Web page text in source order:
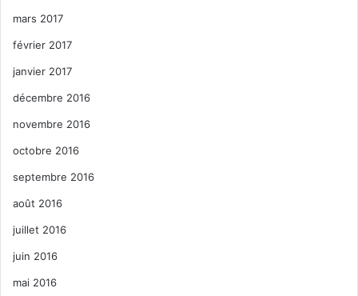
mars 2017
février 2017
janvier 2017
décembre 2016
novembre 2016
octobre 2016
septembre 2016
août 2016
juillet 2016
juin 2016
mai 2016